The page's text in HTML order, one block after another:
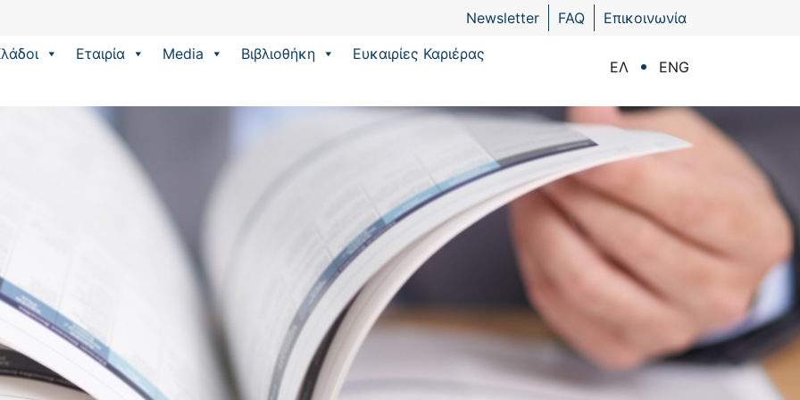
Newsletter FAQ Επικοινωνία
Εταιρία Media Βιβλιοθήκη Eυκαιρίες Καριέρας
ΕΛ ENG